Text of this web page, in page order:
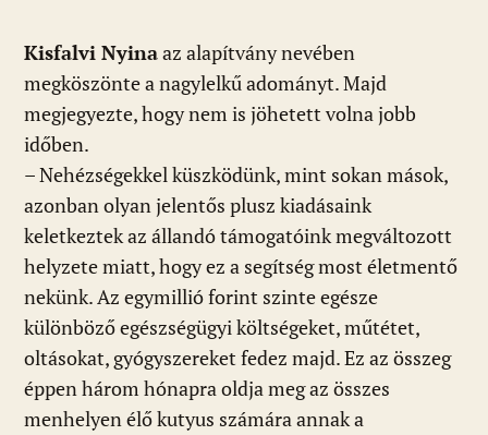
Kisfalvi Nyinaaz alapítvány nevében
megköszönte a nagylelkű adományt. Majd
megjegyezte, hogy nem is jöhetett volna jobb
időben.
– Nehézségekkel küszködünk, mint sokan mások,
azonban olyan jelentős plusz kiadásaink
keletkeztek az állandó támogatóink megváltozott
helyzete miatt, hogy ez a segítség most életmentő
nekünk. Az egymillió forint szinte egésze
különböző egészségügyi költségeket, műtétet,
oltásokat, gyógyszereket fedez majd. Ez az összeg
éppen három hónapra oldja meg az összes
menhelyen élő kutyus számára annak a